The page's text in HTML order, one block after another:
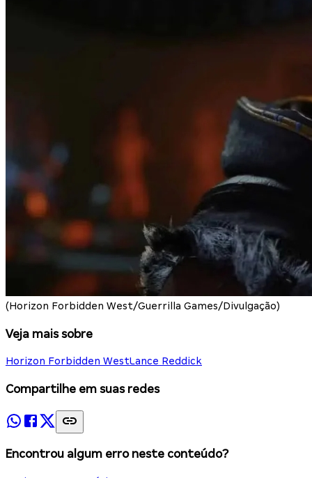
(Horizon Forbidden West/Guerrilla Games/Divulgação)
Veja mais sobre
Horizon Forbidden WestLance Reddick
Compartilhe em suas redes
Encontrou algum erro neste conteúdo?